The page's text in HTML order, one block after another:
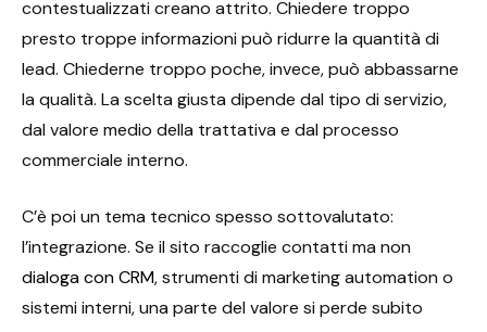
contestualizzati creano attrito. Chiedere troppo
presto troppe informazioni può ridurre la quantità di
lead. Chiederne troppo poche, invece, può abbassarne
la qualità. La scelta giusta dipende dal tipo di servizio,
dal valore medio della trattativa e dal processo
commerciale interno.
C’è poi un tema tecnico spesso sottovalutato:
l’integrazione. Se il sito raccoglie contatti ma non
dialoga con CRM, strumenti di marketing automation o
sistemi interni, una parte del valore si perde subito